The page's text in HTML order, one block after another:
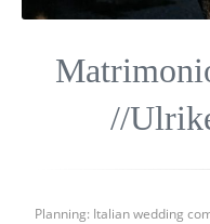
//
Planning: Italian wedding